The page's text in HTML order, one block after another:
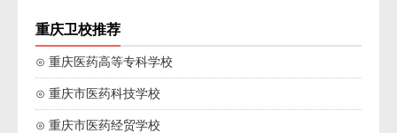
重庆卫校推荐
⊙ 重庆医药高等专科学校
⊙ 重庆市医药科技学校
⊙ 重庆市医药经贸学校